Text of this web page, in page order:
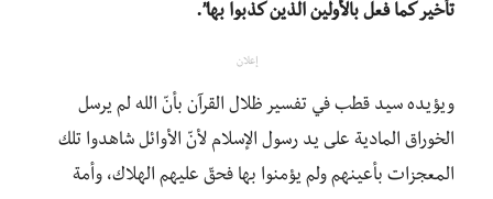
تأخير كما فعل بالأولين الذين كذبوا بها”.
إعلان
ويؤيده سيد قطب في تفسير ظلال القرآن بأنّ الله لم يرسل
الخوراق المادية على يد رسول الإسلام لأنّ الأوائل شاهدوا تلك
المعجزات بأعينهم ولم يؤمنوا بها فحقّ عليهم الهلاك، وأمة